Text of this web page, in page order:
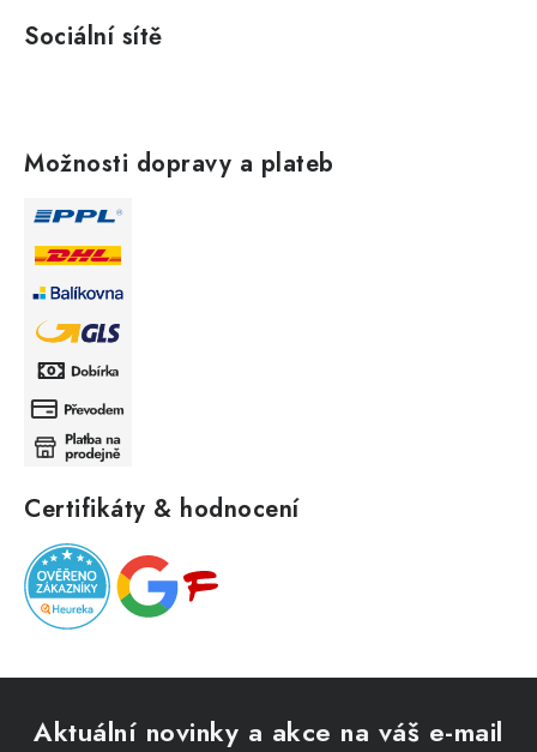
Sociální sítě
Možnosti dopravy a plateb
Certifikáty & hodnocení
Aktuální novinky a akce na váš e-mail
Z